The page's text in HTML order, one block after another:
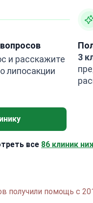
и расскажите
липосакции
3
все 86 клиник
получили помощь с